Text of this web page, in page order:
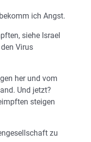
ich Angst.
siehe Israel
Virus
her und vom
Und jetzt?
steigen
zu